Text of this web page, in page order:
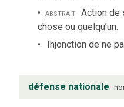
abstrait Action de
chose ou quelqu’un.
Injonction de ne
défense nationale